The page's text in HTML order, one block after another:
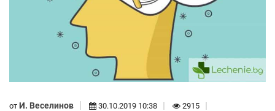
от И. Веселинов 30.10.2019 10:38 2915